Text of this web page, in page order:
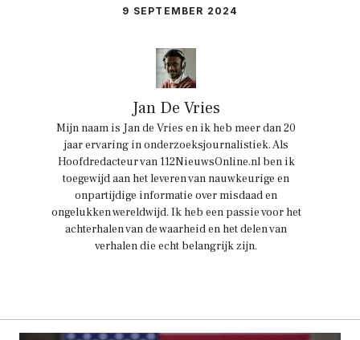
9 SEPTEMBER 2024
Jan De Vries
Mijn naam is Jan de Vries en ik heb meer dan 20
jaar ervaring in onderzoeksjournalistiek. Als
Hoofdredacteur van 112NieuwsOnline.nl ben ik
toegewijd aan het leveren van nauwkeurige en
onpartijdige informatie over misdaad en
ongelukken wereldwijd. Ik heb een passie voor het
achterhalen van de waarheid en het delen van
verhalen die echt belangrijk zijn.